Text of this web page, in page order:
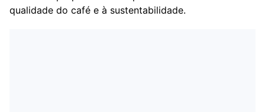
qualidade do café e à sustentabilidade.